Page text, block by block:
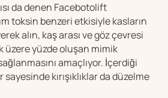
da denen Facebotolift
toksin benzeri etkisiyle kasların
alın, kaş arası ve göz çevresi
üzere yüzde oluşan mimik
amaçlıyor. İçerdiği
kırışıklıklar da düzelme